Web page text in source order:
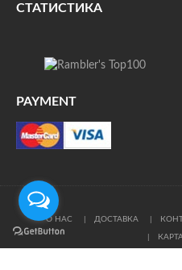
СТАТИСТИКА
PAYMENT
О НАС ДОСТАВКА